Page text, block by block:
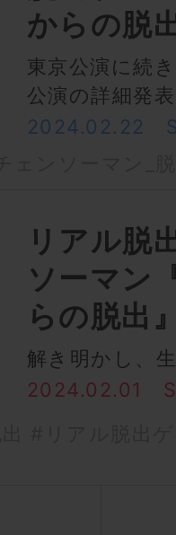
からの脱
東京公演に続
公演の詳細発
2024.02.22
リアル脱
ソーマン
らの脱出
解き明かし、
2024.02.01